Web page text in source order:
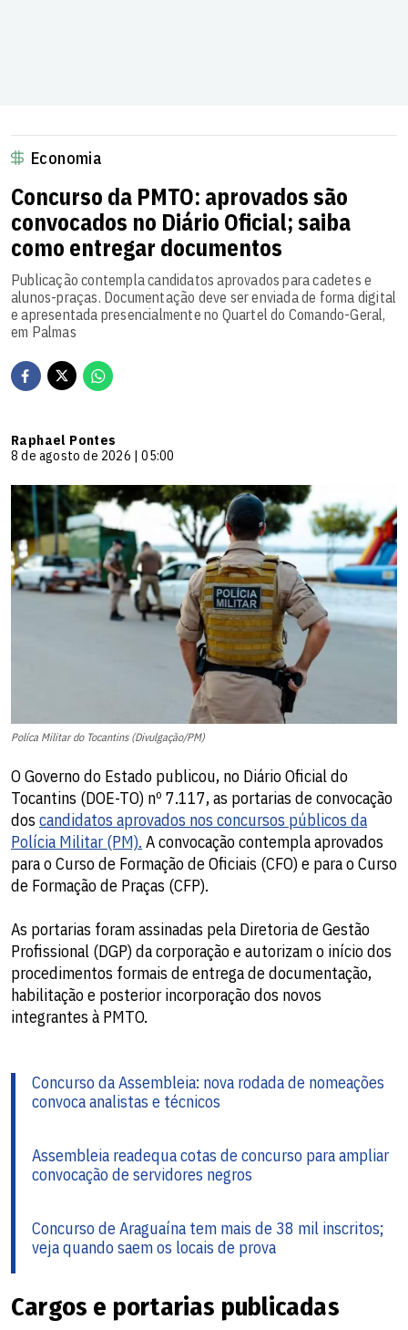
Economia
Concurso da PMTO: aprovados são
convocados no Diário Oficial; saiba
como entregar documentos
Publicação contempla candidatos aprovados para cadetes e
alunos-praças. Documentação deve ser enviada de forma digital
e apresentada presencialmente no Quartel do Comando-Geral,
em Palmas
Raphael Pontes
8 de agosto de 2026 | 05:00
Políca Militar do Tocantins (Divulgação/PM)
O Governo do Estado publicou, no Diário Oficial do
Tocantins (DOE-TO) nº 7.117, as portarias de convocação
dos candidatos aprovados nos concursos públicos da
Polícia Militar (PM). A convocação contempla aprovados
para o Curso de Formação de Oficiais (CFO) e para o Curso
de Formação de Praças (CFP).
As portarias foram assinadas pela Diretoria de Gestão
Profissional (DGP) da corporação e autorizam o início dos
procedimentos formais de entrega de documentação,
habilitação e posterior incorporação dos novos
integrantes à PMTO.
Concurso da Assembleia: nova rodada de nomeações
convoca analistas e técnicos
Assembleia readequa cotas de concurso para ampliar
convocação de servidores negros
Concurso de Araguaína tem mais de 38 mil inscritos;
veja quando saem os locais de prova
Cargos e portarias publicadas